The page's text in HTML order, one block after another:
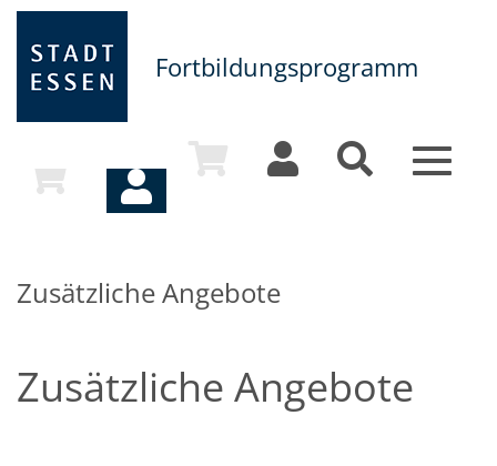
Fortbildungsprogramm
Toggle
Zusätzliche Angebote
Zusätzliche Angebote